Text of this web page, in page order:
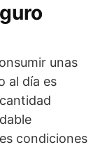
unas
al día es
condiciones